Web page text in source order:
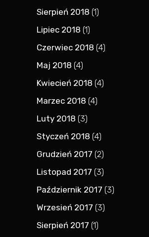
Sierpień 2018 (1)
Lipiec 2018 (1)
Czerwiec 2018 (4)
Maj 2018 (4)
Kwiecień 2018 (4)
Marzec 2018 (4)
Luty 2018 (3)
Styczeń 2018 (4)
Grudzień 2017 (2)
Listopad 2017 (3)
Październik 2017 (3)
Wrzesień 2017 (3)
Sierpień 2017 (1)